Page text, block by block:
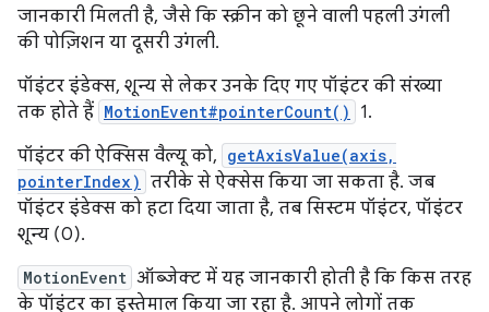
जानकारी मिलती है, जैसे कि स्क्रीन को छूने वाली पहली उंगली
की पोज़िशन या दूसरी उंगली.
पॉइंटर इंडेक्स, शून्य से लेकर उनके दिए गए पॉइंटर की संख्या
तक होते हैं MotionEvent#pointerCount()
1.
पॉइंटर की ऐक्सिस वैल्यू को, getAxisValue(axis,
pointerIndex) तरीके से ऐक्सेस किया जा सकता है. जब
पॉइंटर इंडेक्स को हटा दिया जाता है, तब सिस्टम पॉइंटर, पॉइंटर
शून्य (0).
MotionEvent ऑब्जेक्ट में यह जानकारी होती है कि किस तरह
के पॉइंटर का इस्तेमाल किया जा रहा है. आपने लोगों तक